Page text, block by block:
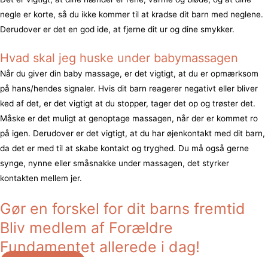
negle er korte, så du ikke kommer til at kradse dit barn med neglene.
Derudover er det en god ide, at fjerne dit ur og dine smykker.
Hvad skal jeg huske under babymassagen
Når du giver din baby massage, er det vigtigt, at du er opmærksom
på hans/hendes signaler. Hvis dit barn reagerer negativt eller bliver
ked af det, er det vigtigt at du stopper, tager det op og trøster det.
Måske er det muligt at genoptage massagen, når der er kommet ro
på igen. Derudover er det vigtigt, at du har øjenkontakt med dit barn,
da det er med til at skabe kontakt og tryghed. Du må også gerne
synge, nynne eller småsnakke under massagen, det styrker
kontakten mellem jer.
Gør en forskel for dit barns fremtid
Bliv medlem af Forældre
Fundamentet allerede i dag!